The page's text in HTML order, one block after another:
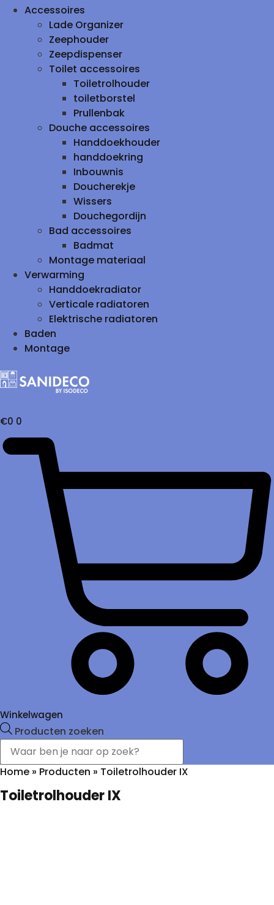
Accessoires
Lade Organizer
Zeephouder
Zeepdispenser
Toilet accessoires
Toiletrolhouder
toiletborstel
Prullenbak
Douche accessoires
Handdoekhouder
handdoekring
Inbouwnis
Doucherekje
Wissers
Douchegordijn
Bad accessoires
Badmat
Montage materiaal
Verwarming
Handdoekradiator
Verticale radiatoren
Elektrische radiatoren
Baden
Montage
€0 0
Winkelwagen
Producten zoeken
Home » Producten » Toiletrolhouder IX
Toiletrolhouder IX